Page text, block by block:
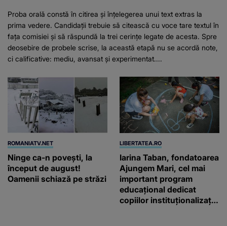
Proba orală constă în citirea și înțelegerea unui text extras la
prima vedere. Candidații trebuie să citească cu voce tare textul în
fața comisiei și să răspundă la trei cerințe legate de acesta. Spre
deosebire de probele scrise, la această etapă nu se acordă note,
ci calificative: mediu, avansat și experimentat....
ROMANIATV.NET
Ninge ca-n povești, la
început de august!
Oamenii schiază pe străzi
LIBERTATEA.RO
Iarina Taban, fondatoarea
Ajungem Mari, cel mai
important program
educațional dedicat
copiilor instituționalizați